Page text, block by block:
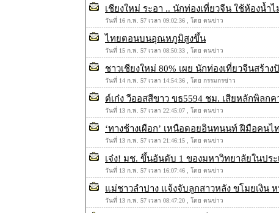
เชียงใหม่ ระอา .. นักท่องเที่ยวจีน ใช้ห้องน้ำไ
วันที่ 16 ก.พ. 57 เวลา 09:02:36 , โดย ตนข่าว
ไทยตอนบนอุณหภูมิสูงขึ้น
วันที่ 15 ก.พ. 57 เวลา 08:50:33 , โดย ตนข่าว
ชาวเชียงใหม่ 80% เผย นักท่องเที่ยวจีนสร้า
วันที่ 14 ก.พ. 57 เวลา 14:54:36 , โดย กรรมกรข่าว
ต์เก๋ง วีออสสีขาว ขธ5594 ชม. เสียหลักพิลก
วันที่ 13 ก.พ. 57 เวลา 22:45:07 , โดย ตนข่าว
‘ทางช้างเผือก’ เหนือดอยอินทนนท์ ฝีมือคนไ
วันที่ 13 ก.พ. 57 เวลา 21:46:15 , โดย ตนข่าว
เจ๋ง! มช. ขึ้นอันดับ 1 ของมหาวิทยาลัยในประ
วันที่ 13 ก.พ. 57 เวลา 16:07:46 , โดย ตนข่าว
แม่ชาวลำปาง แจ้งจับลูกสาวหลัง ขโมยเงิน
วันที่ 13 ก.พ. 57 เวลา 08:47:20 , โดย ตนข่าว